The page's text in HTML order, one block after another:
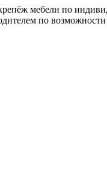
мебели по
по